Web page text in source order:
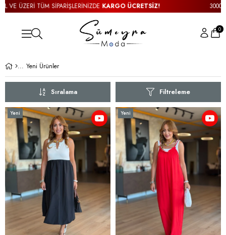
3000TL VE ÜZERİ TÜM SİPARİŞLERİNİZDEKARGO ÜCRETSİZ!
0
Yeni Ürünler
Filtreleme
Sıralama
Yeni
Ürün
Yeni
Ürün